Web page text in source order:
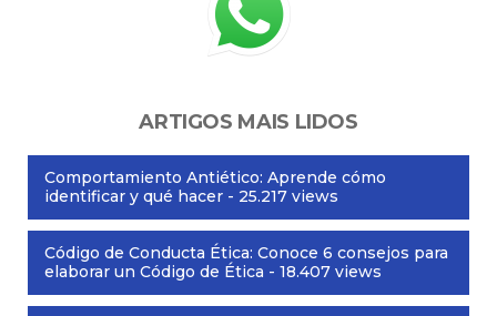
ARTIGOS MAIS LIDOS
Comportamiento Antiético: Aprende cómo
identificar y qué hacer - 25.217 views
Código de Conducta Ética: Conoce 6 consejos para
elaborar un Código de Ética - 18.407 views